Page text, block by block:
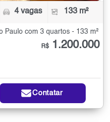
4 vagas 133 m²
Paulo com 3 quartos - 133 m²
R$ 1.200.000
Contatar